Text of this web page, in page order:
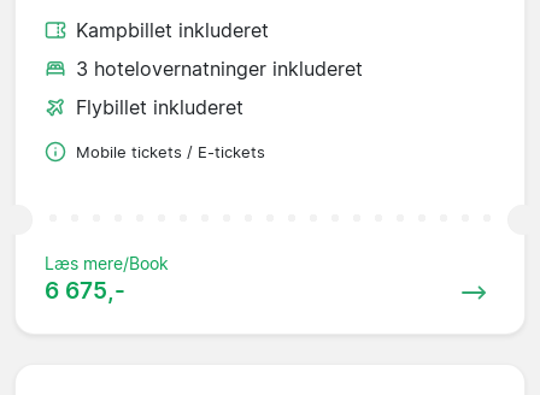
Kampbillet inkluderet
3 hotelovernatninger inkluderet
Flybillet inkluderet
Mobile tickets / E-tickets
Læs mere/Book
6 675,-